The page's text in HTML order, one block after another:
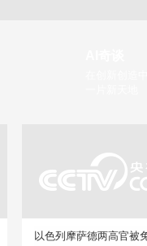
以色列摩萨德两高官被